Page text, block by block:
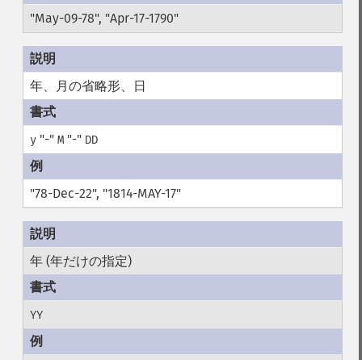
"May-09-78", "Apr-17-1790"
年、月の省略形、日
y"-" M"-" DD
"78-Dec-22", "1814-MAY-17"
年 (年だけの指定)
YY